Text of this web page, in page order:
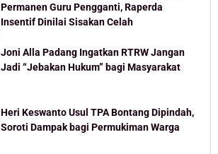
Permanen Guru Pengganti, Raperda
Insentif Dinilai Sisakan Celah
Joni Alla Padang Ingatkan RTRW Jangan
Jadi “Jebakan Hukum” bagi Masyarakat
Heri Keswanto Usul TPA Bontang Dipindah,
Soroti Dampak bagi Permukiman Warga